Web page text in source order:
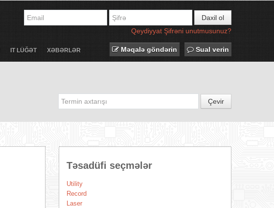
Daxil ol
Qeydiyyat Şifrəni unutmusunuz?
IT LÜĞƏT XƏBƏRLƏR Məqalə göndərin Sual verin
Çevir
Təsadüfi seçmələr
Utility
Record
Laser